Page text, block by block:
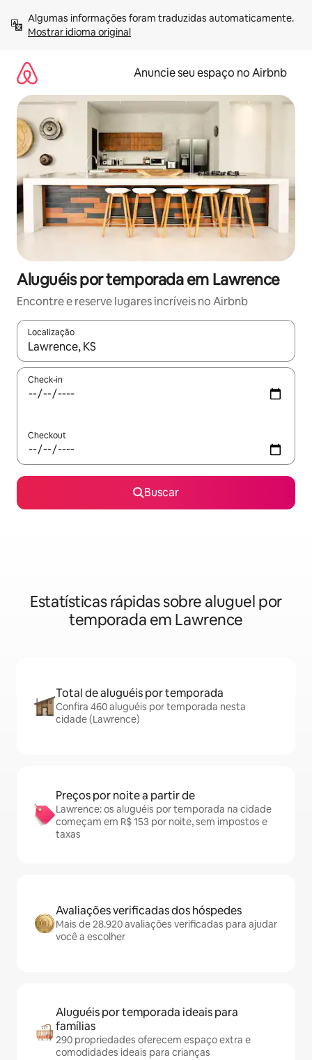
para
Mostrar idioma original
Anuncie seu espaço no Airbnb
Aluguéis por temporada em Lawrence
Encontre e reserve lugares incríveis no Airbnb
Localização
Quando os resultados estiverem disponíveis, explore-os
Check-in
Checkout
Buscar
Estatísticas rápidas sobre aluguel por
temporada em Lawrence
Total de aluguéis por temporada
Confira 460 aluguéis por temporada nesta
cidade (Lawrence)
Preços por noite a partir de
Lawrence: os aluguéis por temporada na cidade
começam em R$ 153 por noite, sem impostos e
taxas
Avaliações verificadas dos hóspedes
Mais de 28.920 avaliações verificadas para ajudar
você a escolher
Aluguéis por temporada ideais para
famílias
290 propriedades oferecem espaço extra e
comodidades ideais para crianças